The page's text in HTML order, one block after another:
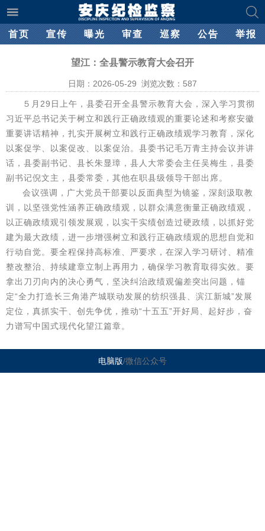
首页 宣传 曝光 审查 巡察 公告 举报
望江：全县警示教育大会召开
日期：2026-05-29 浏览次数： 587
５月29日上午，县委召开全县警示教育大会，深入学习贯彻
习近平总书记关于树立和践行正确政绩观的重要论述和考察安徽
重要讲话精神，扎实开展树立和践行正确政绩观学习教育，深化
以案促学、以案促改、以案促治。县委书记毛万青主持会议并讲
话，县委副书记、县长朱显璋，县人大常委会主任吴梅生，县委
副书记倪文主，县委常委，其他在职县级领导干部出席。
会议强调，广大党员干部要以反面典型为镜鉴，深刻汲取教
训，以坚强党性涵养正确政绩观，以群众满意衡量正确政绩观，
以正确政绩观引领发展观，以实干实绩创造过硬政绩，以抓好党
建为最大政绩，进一步增强树立和践行正确政绩观的思想自觉和
行动自觉。要全程保持高标准、严要求，在深入学习研讨、精准
整改整治、持续建章立制上再用力，确保学习教育取得实效。要
拿出刀刃向内的决心勇气，坚决纠治政绩观偏差突出问题，锚
定“全力打造长三角港产城联动发展的纺织强县、滨江新城”发展
定位，真抓实干、创先争优，推动“十五五”开好局、起好步，奋
力谱写中国式现代化望江篇章。
电脑版/微信公众号